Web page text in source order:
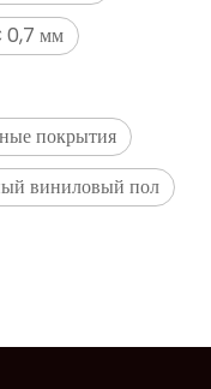
0,7 мм
покрытия
виниловый пол